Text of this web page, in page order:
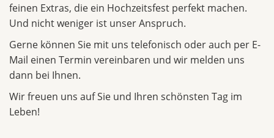
feinen Extras, die ein Hochzeitsfest perfekt machen.
Und nicht weniger ist unser Anspruch.
Gerne können Sie mit uns telefonisch oder auch per E-
Mail einen Termin vereinbaren und wir melden uns
dann bei Ihnen.
Wir freuen uns auf Sie und Ihren schönsten Tag im
Leben!